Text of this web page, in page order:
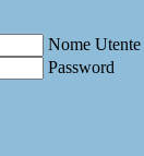
Nome Utente
Password